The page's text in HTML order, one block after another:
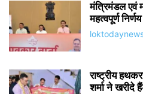
मंत्रिमंडल एवं
महत्वपूर्ण निर्णय
राष्ट्रीय
शर्मा ने खरीदे